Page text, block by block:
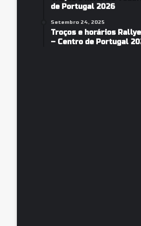
de Portugal 2026
Setembro 24, 2025
Troços e horários
– Centro de Portugal